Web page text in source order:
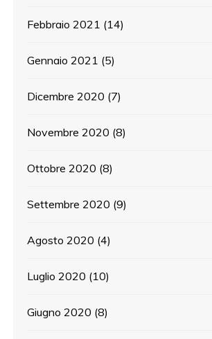
Febbraio 2021 (14)
Gennaio 2021 (5)
Dicembre 2020 (7)
Novembre 2020 (8)
Ottobre 2020 (8)
Settembre 2020 (9)
Agosto 2020 (4)
Luglio 2020 (10)
Giugno 2020 (8)